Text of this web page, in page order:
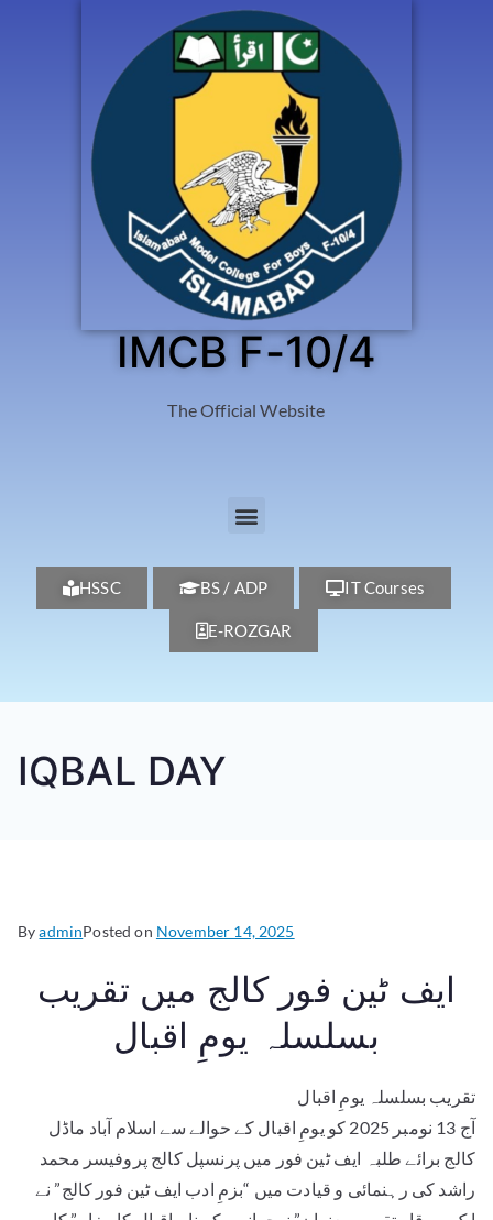
IMCB F-10/4
The Official Website
HSSC BS / ADP IT Courses
E-ROZGAR
IQBAL DAY
ByadminPosted on November 14, 2025
ایف ٹین فور کالج میں تقریب
بسلسلہ یومِ اقبال
تقریب بسلسلہ یومِ اقبال
آج 13 نومبر 2025 کو یومِ اقبال کے حوالے سے اسلام آباد ماڈل
کالج برائے طلبہ ایف ٹین فور میں پرنسپل کالج پروفیسر محمد
راشد کی رہنمائی و قیادت میں “بزمِ ادب ایف ٹین فور کالج” نے